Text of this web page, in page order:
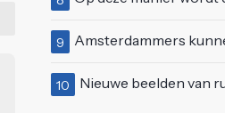
9 Amsterdammers kunnen € 1.000,- verdienen
10 Nieuwe beelden van ruzie tussen